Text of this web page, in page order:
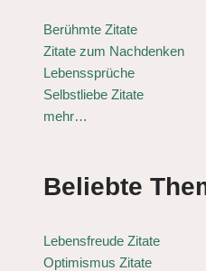
Berühmte Zitate
Zitate zum Nachdenken
Lebenssprüche
Selbstliebe Zitate
mehr…
Beliebte
Lebensfreude Zitate
Optimismus Zitate